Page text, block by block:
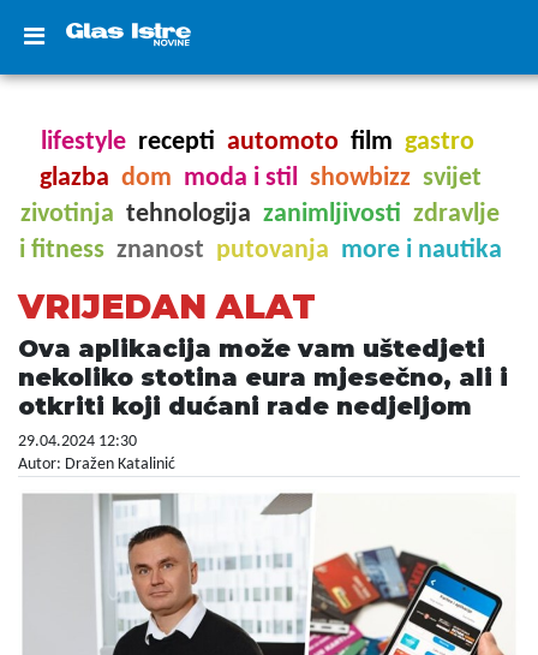
lifestyle recepti automoto film gastro
glazba dom moda i stil showbizz svijet
zivotinja tehnologija zanimljivosti zdravlje
i fitness znanost putovanja more i nautika
VRIJEDAN ALAT
Ova aplikacija može vam uštedjeti
nekoliko stotina eura mjesečno, ali i
otkriti koji dućani rade nedjeljom
29.04.2024 12:30
Autor: Dražen Katalinić